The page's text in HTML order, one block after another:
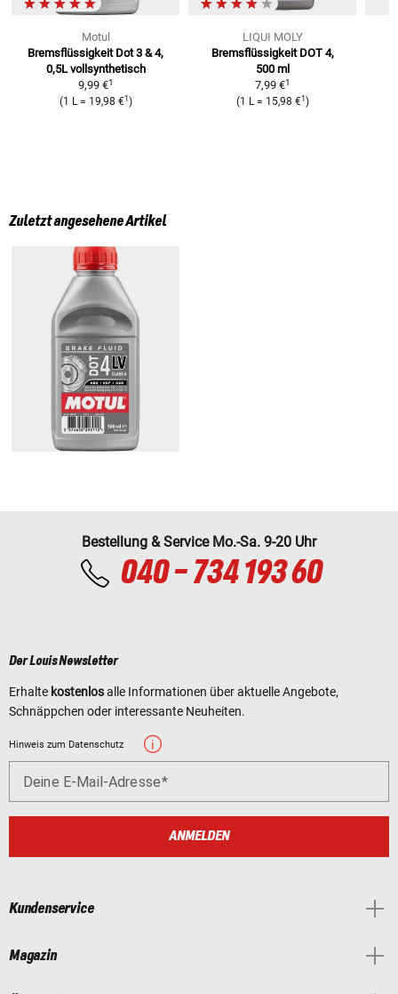
Motul
Bremsflüssigkeit Dot 3 & 4,
0,5L vollsynthetisch
9,99 €1
(1 L= 19,98 €1 )
LIQUI MOLY
Bremsflüssigkeit DOT 4,
500 ml
7,99 €1
(1 L= 15,98 €1 )
Zuletzt angesehene Artikel
Bestellung & Service Mo.-Sa. 9-20 Uhr
040 - 734 193 60
Der Louis Newsletter
Erhalte kostenlosalle Informationen über aktuelle Angebote,
Schnäppchen oder interessante Neuheiten.
Hinweis zum Datenschutz
Deine E-Mail-Adresse
ANMELDEN
Kundenservice
Magazin